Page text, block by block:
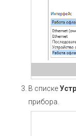
В списке
прибора.